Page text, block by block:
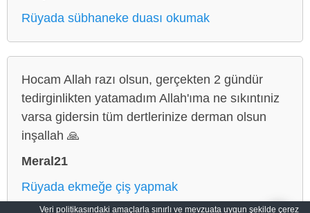
Rüyada sübhaneke duası okumak
Hocam Allah razı olsun, gerçekten 2 gündür
tedirginlikten yatamadım Allah'ıma ne sıkıntıniz
varsa gidersin tüm dertlerinize derman olsun
inşallah 🙏
Meral21
Rüyada ekmeğe çiş yapmak
Veri politikasındaki amaçlarla sınırlı ve mevzuata uygun şekilde çerez